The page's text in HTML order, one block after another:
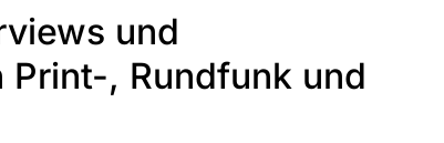
und
Print-, Rundfunk und